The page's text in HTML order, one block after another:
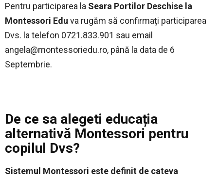
Pentru participarea la Seara Portilor Deschise la
Montessori Edu va rugăm să confirmați participarea
Dvs. la telefon 0721.833.901 sau email
angela@montessoriedu.ro, până la data de 6
Septembrie.
De ce sa alegeti educația
alternativă Montessori pentru
copilul Dvs?
Sistemul Montessori este definit de cateva